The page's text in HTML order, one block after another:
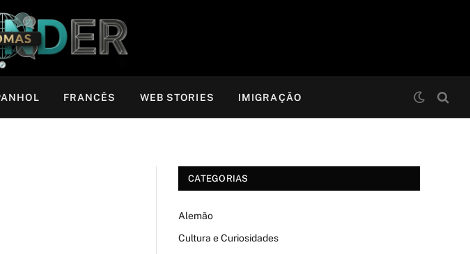
FRANCÊS WEB STORIES IMIGRAÇÃO
CATEGORIAS
Alemão
Cultura e Curiosidades